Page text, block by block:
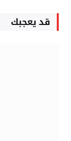
قد يعجبك